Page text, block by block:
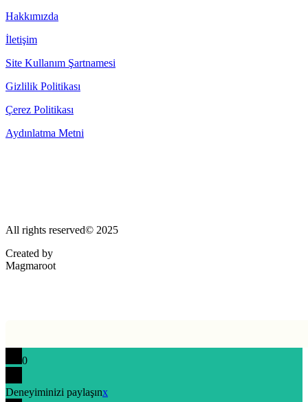
Hakkımızda
İletişim
Site Kullanım Şartnamesi
Gizlilik Politikası
Çerez Politikası
Aydınlatma Metni
All rights reserved© 2025
Created by
Magmaroot
0
Deneyiminizi paylaşınx